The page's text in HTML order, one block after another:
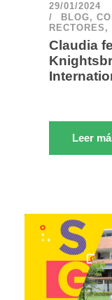
29/01/2024
BLOG,
RECTORES ,
Claudia
Leer